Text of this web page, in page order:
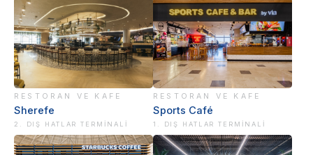
RESTORAN VE KAFE
Sherefe
2. DIŞ HATLAR TERMINALI
RESTORAN VE KAFE
Sports Café
1. DIŞ HATLAR TERMINALI